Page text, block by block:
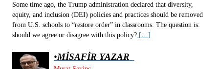
Some time ago, the Trump administration declared that diversity,
equity, and inclusion (DEI) policies and practices should be removed
from U.S. schools to “restore order” in classrooms. The question is:
should we agree or disagree with this policy?[…]
•MİSAFİR YAZAR